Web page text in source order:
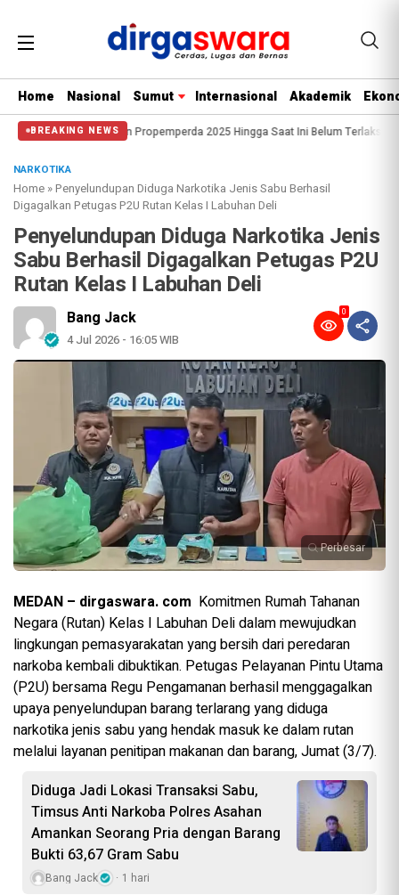
Home Nasional Sumut Internasional Akademik
BREAKING NEWS
Pembahasan Propemperda 2025 Hingga Saat Ini Belum Terlaksana.
NARKOTIKA
Home »Penyelundupan Diduga Narkotika Jenis Sabu Berhasil
Digagalkan Petugas P2U Rutan Kelas I Labuhan Deli
Penyelundupan Diduga Narkotika Jenis
Sabu Berhasil Digagalkan Petugas P2U
Rutan Kelas I Labuhan Deli
Bang Jack
4 Jul 2026 - 16:05 WIB
0
Perbesar
MEDAN – dirgaswara. com Komitmen Rumah Tahanan
Negara (Rutan) Kelas I Labuhan Deli dalam mewujudkan
lingkungan pemasyarakatan yang bersih dari peredaran
narkoba kembali dibuktikan. Petugas Pelayanan Pintu Utama
(P2U) bersama Regu Pengamanan berhasil menggagalkan
upaya penyelundupan barang terlarang yang diduga
narkotika jenis sabu yang hendak masuk ke dalam rutan
melalui layanan penitipan makanan dan barang, Jumat (3/7).
Diduga Jadi Lokasi Transaksi Sabu,
Timsus Anti Narkoba Polres Asahan
Amankan Seorang Pria dengan Barang
Bukti 63,67 Gram Sabu
Bang Jack 1 hari